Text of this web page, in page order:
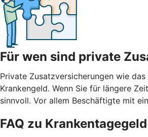
Für wen sind private
Private Zusatzversicherungen wie
Krankengeld. Wenn Sie für längere
sinnvoll. Vor allem Beschäftigte mit
FAQ zu